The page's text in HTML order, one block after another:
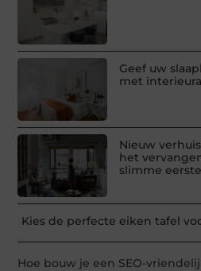
Geef uw
met
Nieuw
het
slimme
Kies de perfecte eiken tafel
Hoe bouw je een SEO-